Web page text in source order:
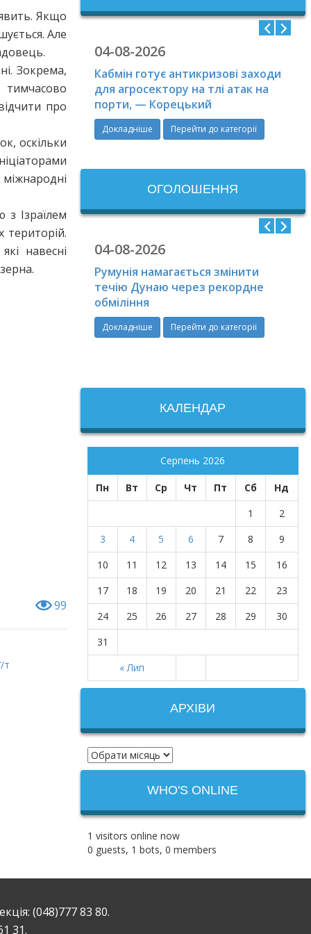
02-06-2026
Юрій Борисович КРУК
Перейти до категорії
01-06-
Докладніше
Якщо
Але
Зокрема,
про
оскільки
міжнародні
Ізраїлем
навесні
99
т
04-08-2026
Кабмін готує антикризові заходи
для агросектору на тлі атак на
порти, — Корецький
Докладніше Перейти до категорії
ОГОЛОШЕННЯ
04-08-2026
Румунія намагається змінити
течію Дунаю через рекордне
обміління
Докладніше Перейти до категорії
КАЛЕНДАР
Серпень 2026
Пн Вт Ср Чт Пт Сб Нд
« Лип
1
2
3
4 5 6 7 8
9
10
11 12 13 14 15
16
17
18 19 20 21 22
23
24
25 26 27 28 29
30
31
АРХІВИ
WHO'S ONLINE
1 visitors online now
0 guests, 1 bots, 0 members
(048)777 83 80.
31.